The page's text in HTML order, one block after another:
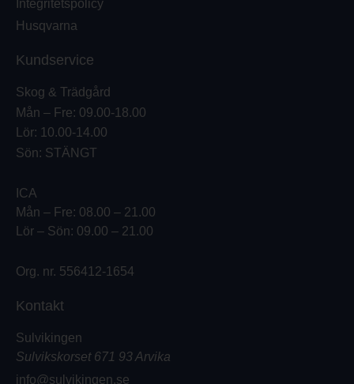
Integritetspolicy
Husqvarna
Kundservice
Skog & Trädgård
Mån – Fre: 09.00-18.00
Lör: 10.00-14.00
Sön: STÄNGT
ICA
Mån – Fre: 08.00 – 21.00
Lör – Sön: 09.00 – 21.00
Org. nr. 556412-1654
Kontakt
Sulvikingen
Sulvikskorset 671 93 Arvika
info@sulvikingen.se